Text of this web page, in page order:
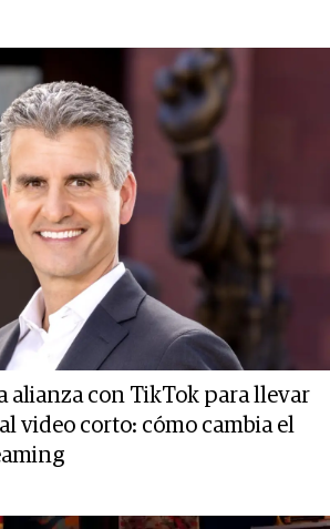
alianza con TikTok para llevar
video corto: cómo cambia el